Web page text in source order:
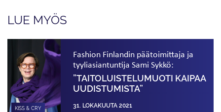
LUE MYÖS
KISS & CRY
Fashion Finlandin päätoimittaja ja
tyyliasiantuntija Sami Sykkö:
”TAITOLUISTELU­MUOTI KAIPAA
UUDISTUMISTA”
31. LOKAKUUTA 2021